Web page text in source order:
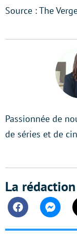
Source : The
Passionnée de
de séries et de
La
Facebook